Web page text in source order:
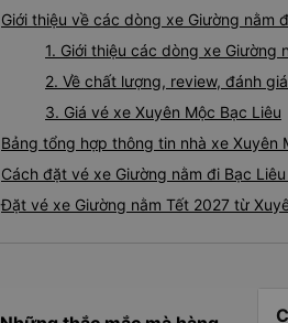
Giới thiệu về các dòng xe Giường nằm
1. Giới thiệu các dòng xe Giường
2. Về chất lượng, review, đánh
3. Giá vé xe Xuyên Mộc Bạc Liêu
Bảng tổng hợp thông tin nhà xe Xuyên
Cách đặt vé xe Giường nằm đi Bạc
Đặt vé xe Giường nằm Tết 2027 từ